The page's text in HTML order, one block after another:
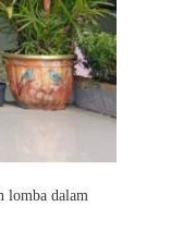
lomba dalam